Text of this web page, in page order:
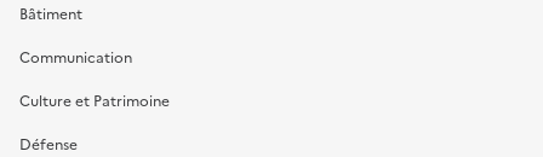
Bâtiment
Communication
Culture et Patrimoine
Défense